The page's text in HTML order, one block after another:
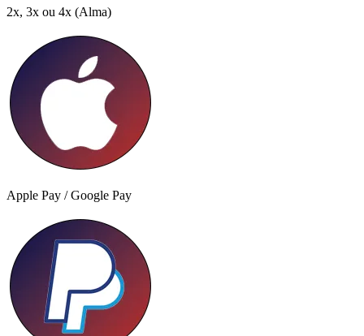
2x, 3x ou 4x (Alma)
Apple Pay / Google Pay